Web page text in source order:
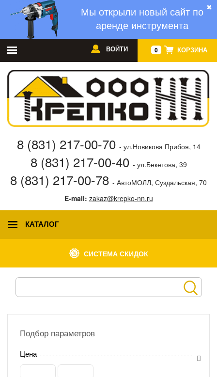
✖
Мы открыли новый сайт по
аренде инструмента
0 КОРЗИНА
ВОЙТИ
8 (831) 217-00-70 - ул.Новикова Прибоя, 14
8 (831) 217-00-40 - ул.Бекетова, 39
8 (831) 217-00-78 - АвтоМОЛЛ, Суздальская, 70
E-mail: zakaz@krepko-nn.ru
КАТАЛОГ
СИСТЕМА СКИДОК
Подбор параметров
Цена